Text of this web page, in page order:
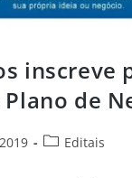
inscreve
de
Editais